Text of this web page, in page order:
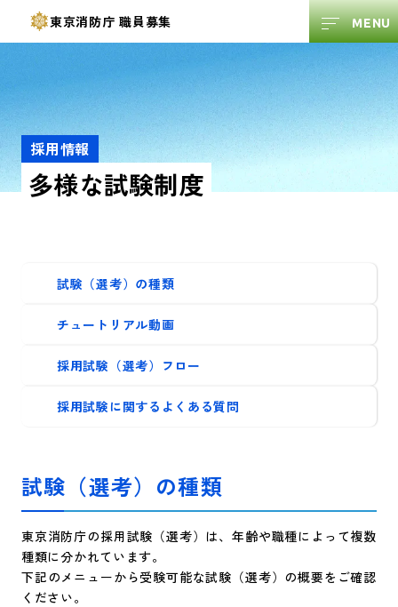
東京消防庁職員募集
採用情報
多様な試験制度
試験（選考）の種類
チュートリアル動画
採用試験（選考）フロー
採用試験に関するよくある質問
試験（選考）の種類
東京消防庁の採用試験（選考）は、年齢や職種によって複数
種類に分かれています。
下記のメニューから受験可能な試験（選考）の概要をご確認
ください。